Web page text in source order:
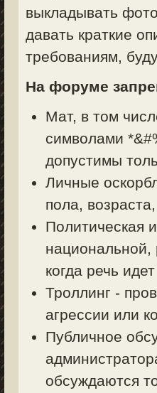
выкладывать
давать краткие
требованиям,
На форуме
Мат, в том
символами
допустимы
Личные
пола,
Политическая
национальной,
когда речь
Троллинг -
агрессии или
Публичное
обсуждаются